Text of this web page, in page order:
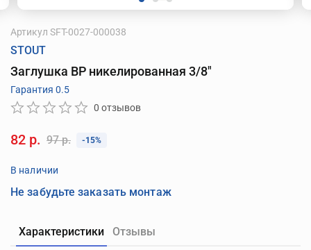
Артикул SFT-0027-000038
STOUT
Заглушка ВР никелированная 3/8"
Гарантия 0.5
0 отзывов
82 р. 97 р. -15%
В наличии
Не забудьте заказать монтаж
Характеристики Отзывы